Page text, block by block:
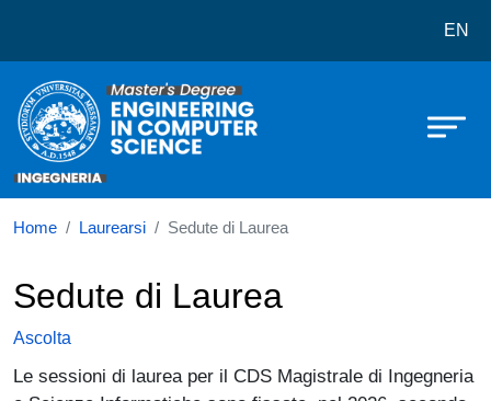
Corso di laurea in Engineering EN
Home Laurearsi Sedute di Laurea
Sedute di Laurea
Ascolta
Le sessioni di laurea per il CDS Magistrale di Ingegneria